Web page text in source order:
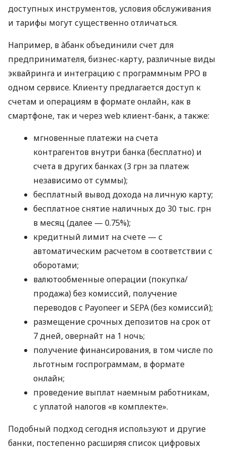
доступных инструментов, условия обслуживания
и тарифы могут существенно отличаться.
Например, в àбанк объединили счет для
предпринимателя, бизнес-карту, различные виды
эквайринга и интеграцию с программным РРО в
одном сервисе. Клиенту предлагается доступ к
счетам и операциям в формате онлайн, как в
смартфоне, так и через web клиент-банк, а также:
мгновенные платежи на счета
контрагентов внутри банка (бесплатно) и
счета в других банках (3 грн за платеж
независимо от суммы);
бесплатный вывод дохода на личную карту;
бесплатное снятие наличных до 30 тыс. грн
в месяц (далее — 0.75%);
кредитный лимит на счете — с
автоматическим расчетом в соответствии с
оборотами;
валютообменные операции (покупка/
продажа) без комиссий, получение
переводов с Payoneer и SEPA (без комиссий);
размещение срочных депозитов на срок от
7 дней, овернайт на 1 ночь;
получение финансирования, в том числе по
льготным госпрограммам, в формате
онлайн;
проведение выплат наемным работникам,
с уплатой налогов «в комплекте».
Подобный подход сегодня используют и другие
банки, постепенно расширяя список цифровых